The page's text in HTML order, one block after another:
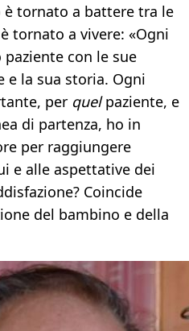
tornato a battere tra le
tornato a vivere: «Ogni
con le sue
la sua storia. Ogni
per quelpaziente, e
di partenza, ho in
per raggiungere
e alle aspettative dei
Coincide
del bambino e della